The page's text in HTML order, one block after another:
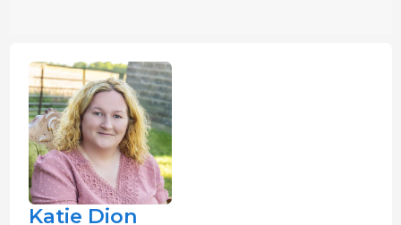
Katie Dion